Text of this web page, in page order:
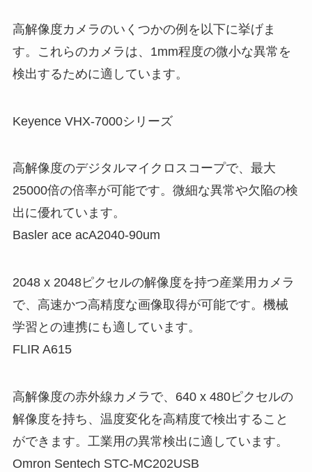
高解像度カメラのいくつかの例を以下に挙げま
す。これらのカメラは、1mm程度の微小な異常を
検出するために適しています。
Keyence VHX-7000シリーズ
高解像度のデジタルマイクロスコープで、最大
25000倍の倍率が可能です。微細な異常や欠陥の検
出に優れています。
Basler ace acA2040-90um
2048 x 2048ピクセルの解像度を持つ産業用カメラ
で、高速かつ高精度な画像取得が可能です。機械
学習との連携にも適しています。
FLIR A615
高解像度の赤外線カメラで、640 x 480ピクセルの
解像度を持ち、温度変化を高精度で検出すること
ができます。工業用の異常検出に適しています。
Omron Sentech STC-MC202USB